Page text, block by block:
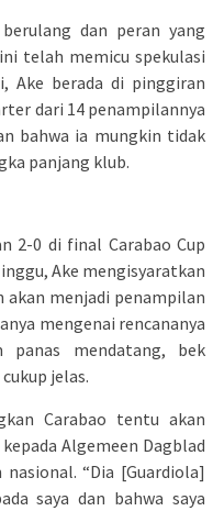
dan peran yang
telah memicu spekulasi
Ake berada di pinggiran
dari 14 penampilannya
bahwa ia mungkin tidak
panjang klub.
2-0 di final Carabao Cup
Ake mengisyaratkan
menjadi penampilan
mengenai rencananya
panas mendatang, bek
jelas.
Carabao tentu akan
Algemeen Dagblad
“Dia [Guardiola]
saya dan bahwa saya